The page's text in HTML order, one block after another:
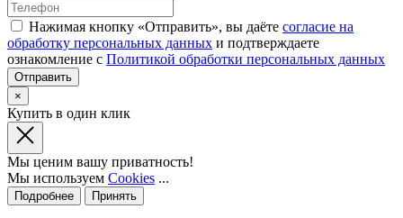
Нажимая кнопку «Отправить», вы даёте согласие на
обработку персональных данных и подтверждаете
ознакомление с Политикой обработки персональных данных
×
Купить в один клик
Мы ценим вашу приватность!
Мы используем Cookies ...
Подробнее Принять